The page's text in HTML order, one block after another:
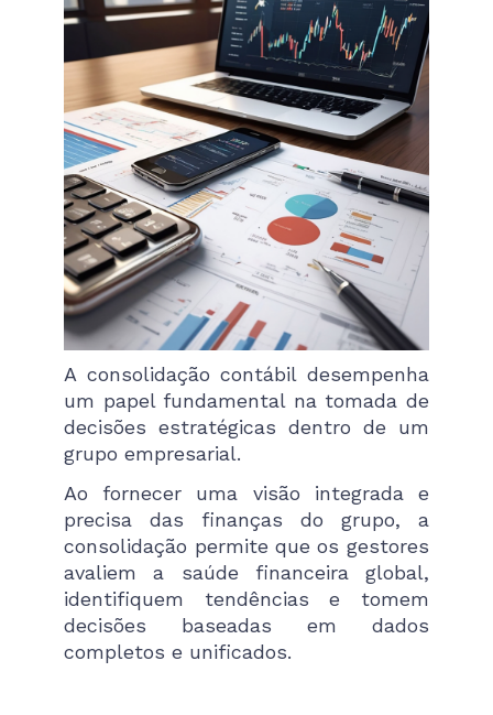
A consolidação contábil desempenha
um papel fundamental na tomada de
decisões estratégicas dentro de um
grupo empresarial.
Ao fornecer uma visão integrada e
precisa das finanças do grupo, a
consolidação permite que os gestores
avaliem a saúde financeira global,
identifiquem tendências e tomem
decisões baseadas em dados
completos e unificados.